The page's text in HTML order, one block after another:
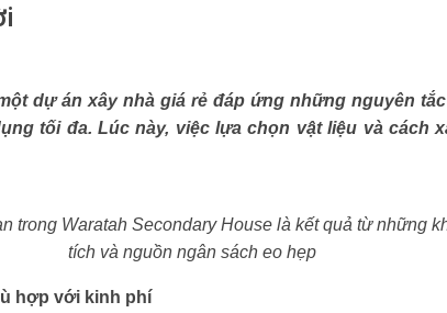
dự án xây nhà giá rẻ đáp ứng những nguyên
tối đa. Lúc này, việc lựa chọn vật liệu và cách
trong Waratah Secondary House là kết quả từ những
tích và nguồn ngân sách eo hẹp
hợp với kinh phí